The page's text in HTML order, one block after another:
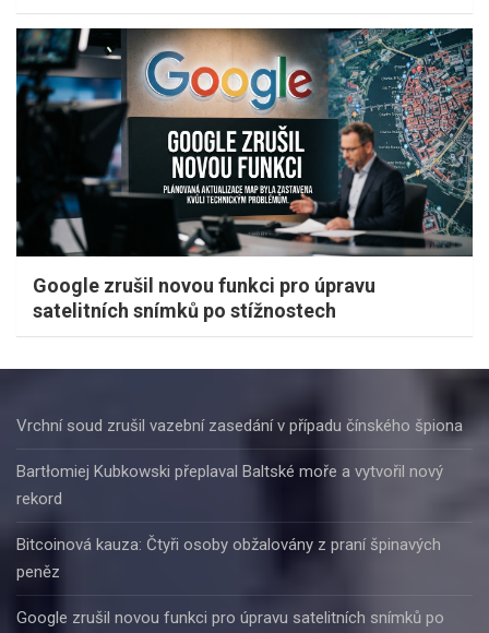
Google zrušil novou funkci pro úpravu
satelitních snímků po stížnostech
Vrchní soud zrušil vazební zasedání v případu čínského špiona
Bartłomiej Kubkowski přeplaval Baltské moře a vytvořil nový
rekord
Bitcoinová kauza: Čtyři osoby obžalovány z praní špinavých
peněz
Google zrušil novou funkci pro úpravu satelitních snímků po